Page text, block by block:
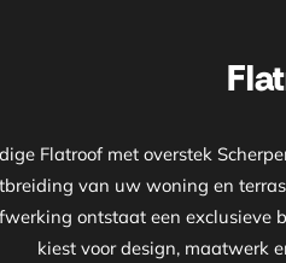
Flatroof met overstek
van uw woning en
ontstaat een exclusieve
kiest voor design, maatwerk